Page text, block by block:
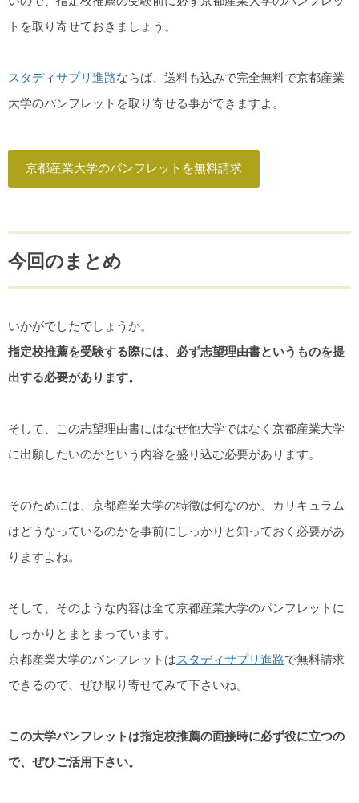
トを取り寄せておきましょう。
スタディサプリ進路ならば、送料も込みで完全無料で京都産業
大学のパンフレットを取り寄せる事ができますよ。
京都産業大学のパンフレットを無料請求
今回のまとめ
いかがでしたでしょうか。
指定校推薦を受験する際には、必ず志望理由書というものを提
出する必要があります。
そして、この志望理由書にはなぜ他大学ではなく京都産業大学
に出願したいのかという内容を盛り込む必要があります。
そのためには、京都産業大学の特徴は何なのか、カリキュラム
はどうなっているのかを事前にしっかりと知っておく必要があ
りますよね。
そして、そのような内容は全て京都産業大学のパンフレットに
しっかりとまとまっています。
京都産業大学のパンフレットはスタディサプリ進路で無料請求
できるので、ぜひ取り寄せてみて下さいね。
この大学パンフレットは指定校推薦の面接時に必ず役に立つの
で、ぜひご活用下さい。